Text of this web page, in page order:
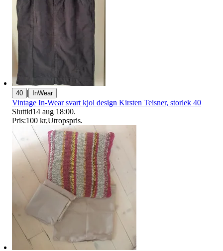
40 | InWear
Vintage In-Wear svart kjol design Kirsten Teisner, storlek 40
Sluttid14 aug 18:00.
Pris:100 kr,Utropspris.